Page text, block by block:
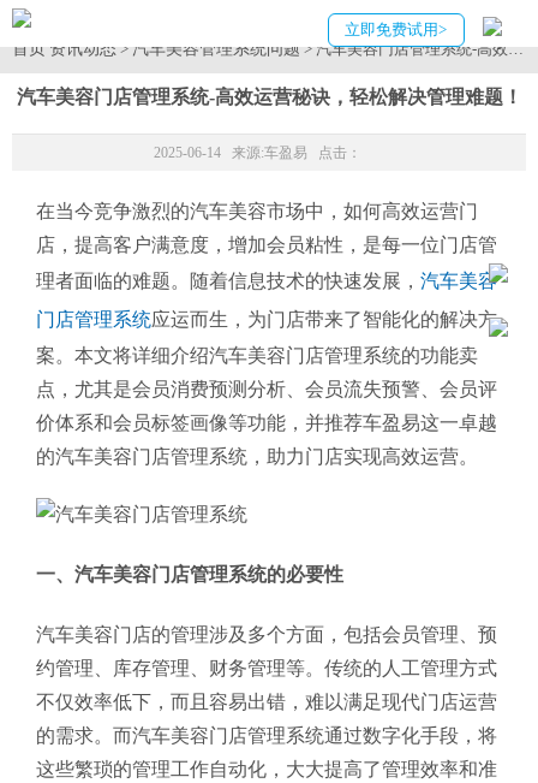
立即免费试用>
首页资讯动态>汽车美容管理系统问题 > 汽车美容门店管理系统-高效运
汽车美容门店管理系统-高效运营秘诀，轻松解决管理难题！
2025-06-14 来源:车盈易 点击：
在当今竞争激烈的汽车美容市场中，如何高效运营门
店，提高客户满意度，增加会员粘性，是每一位门店管
理者面临的难题。随着信息技术的快速发展， 汽车美容
门店管理系统应运而生，为门店带来了智能化的解决方
案。本文将详细介绍汽车美容门店管理系统的功能卖
点，尤其是会员消费预测分析、会员流失预警、会员评
价体系和会员标签画像等功能，并推荐车盈易这一卓越
的汽车美容门店管理系统，助力门店实现高效运营。
一、汽车美容门店管理系统的必要性
汽车美容门店的管理涉及多个方面，包括会员管理、预
约管理、库存管理、财务管理等。传统的人工管理方式
不仅效率低下，而且容易出错，难以满足现代门店运营
的需求。而汽车美容门店管理系统通过数字化手段，将
这些繁琐的管理工作自动化，大大提高了管理效率和准